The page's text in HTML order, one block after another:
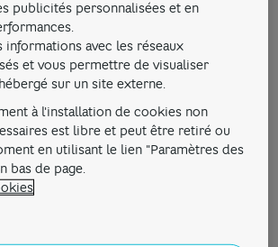
Multirisque
carte" pour protéger votre activité.
selon vos besoins :
assurance des locaux et biens,
et garanties informatiques.
publicités personnalisées et en
informations avec les réseaux
et vous permettre de visualiser
sur un site externe.
à l'installation de cookies non
est libre et peut être retiré ou
en utilisant le lien "Paramètres des
bas de page.